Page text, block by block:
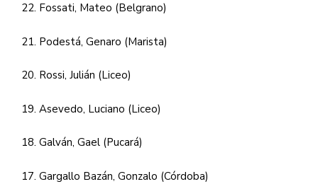
22. Fossati, Mateo (Belgrano)
21. Podestá, Genaro (Marista)
20. Rossi, Julián (Liceo)
19. Asevedo, Luciano (Liceo)
18. Galván, Gael (Pucará)
17. Gargallo Bazán, Gonzalo (Córdoba)